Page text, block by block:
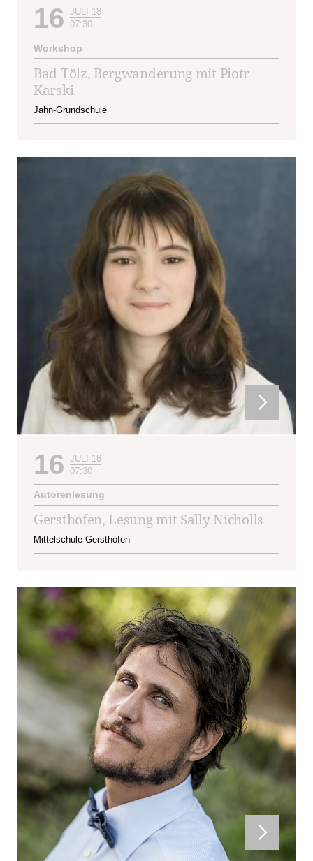
16 JULI 18
07:30
Workshop
Bad Tölz, Bergwanderung mit Piotr
Karski
Jahn-Grundschule
16 JULI 18
07:30
Autorenlesung
Gersthofen, Lesung mit Sally Nicholls
Mittelschule Gersthofen